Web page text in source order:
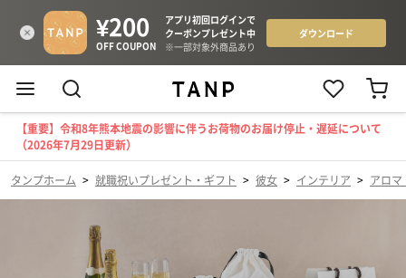
【重要】令和8年熊本地震の影響に伴うお荷物のお届け停止・遅延について
（2026年7月29日更新）
タンプホーム > 就職祝いプレゼント・ギフト > 彼女 > インテリア > アロマ